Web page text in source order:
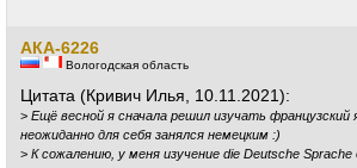
АКА-6226
Вологодская область
Цитата (Кривич Илья, 10.11.2021):
> Ещё весной я сначала решил изучать французский
неожиданно для себя занялся немецким :)
> К сожалению, у меня изучение die Deutsche Sprache